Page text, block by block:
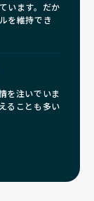
います。だか
を維持でき
を注いでいま
ることも多い